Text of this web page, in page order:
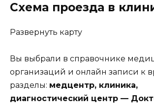
Схема проезда в
Развернуть карту
Вы выбрали в справочнике
организаций и онлайн записи к
разделы: медцентр, клиника,
диагностический центр —